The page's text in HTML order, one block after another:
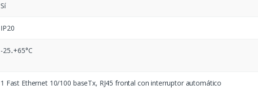
Sí
IP20
-25..+65°C
1 Fast Ethernet 10/100 baseTx, RJ45 frontal con interruptor automático